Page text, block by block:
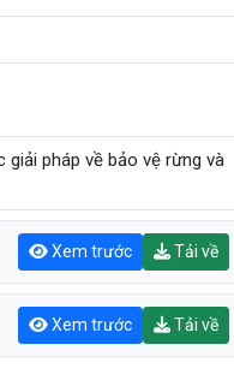
pháp về bảo vệ rừng và
Xem trước Tải về
Xem trước Tải về